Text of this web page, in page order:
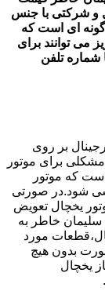
و شرکتی با جنس
گونه ای است که
می توانند برای
شماره تلفن
بر روی
برای موتور
که موتور
شود.در صورتی
یخچال تعویض
خاطر به
مورد
بدون هیچ
یخچال